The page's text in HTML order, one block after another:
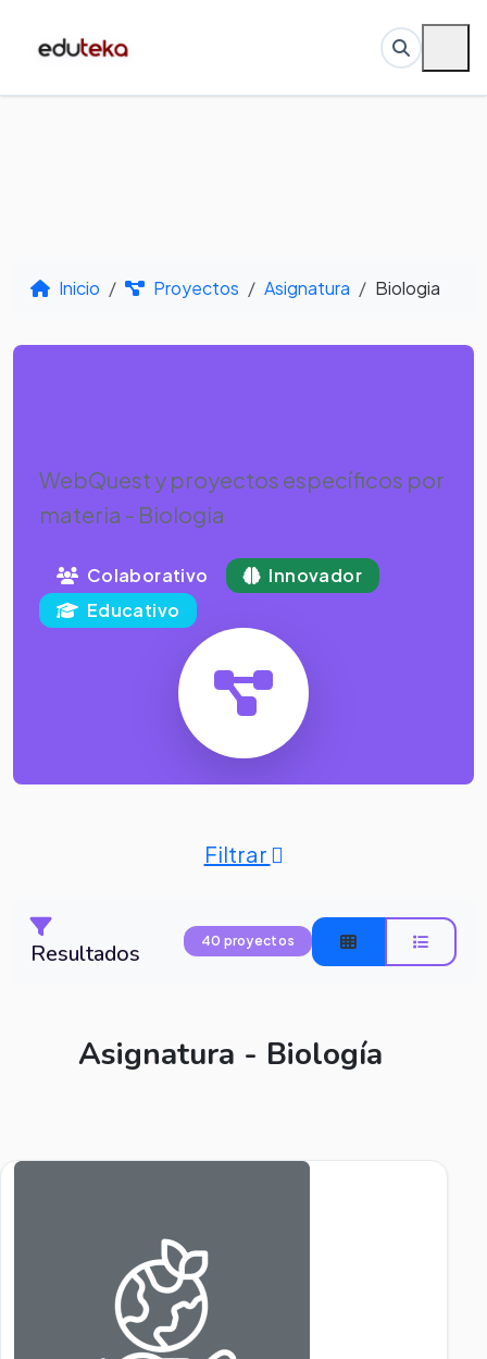
Inicio Proyectos Asignatura Biologia
WebQuest y proyectos específicos por
materia - Biologia
Colaborativo
Innovador
Educativo
Filtrar
Resultados 40 proyectos
Asignatura - Biología